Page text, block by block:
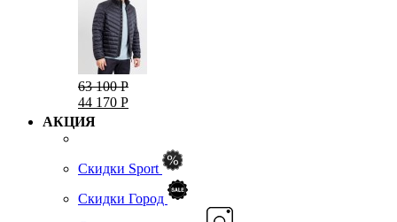
63 100 Р
44 170 Р
АКЦИЯ
Скидки Sport
Скидки Город